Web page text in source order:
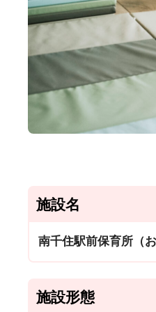
施設名
南千住駅前保育所（
施設形態